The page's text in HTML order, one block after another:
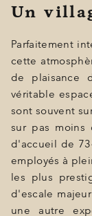
Un
Parfaitement
cette
de plaisance
véritable
sont souvent
sur pas moins
d'accueil de
employés à
les plus
d'escale
une autre